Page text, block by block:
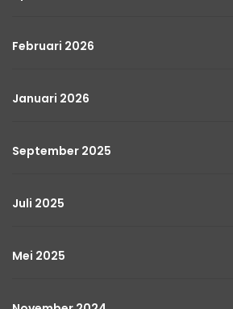
Februari 2026
Januari 2026
September 2025
Juli 2025
Mei 2025